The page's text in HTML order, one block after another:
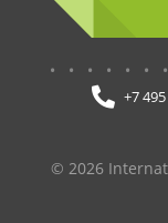
+7
© 2026